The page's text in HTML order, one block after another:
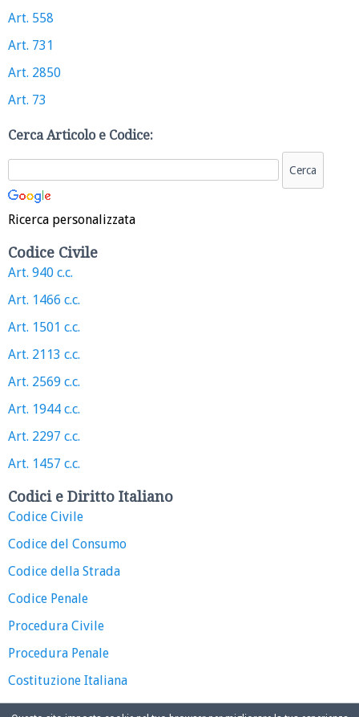
Art. 558
Art. 731
Art. 2850
Art. 73
Cerca Articolo e Codice:
Ricerca personalizzata
Codice Civile
Art. 940 c.c.
Art. 1466 c.c.
Art. 1501 c.c.
Art. 2113 c.c.
Art. 2569 c.c.
Art. 1944 c.c.
Art. 2297 c.c.
Art. 1457 c.c.
Codici e Diritto Italiano
Codice Civile
Codice del Consumo
Codice della Strada
Codice Penale
Procedura Civile
Procedura Penale
Costituzione Italiana